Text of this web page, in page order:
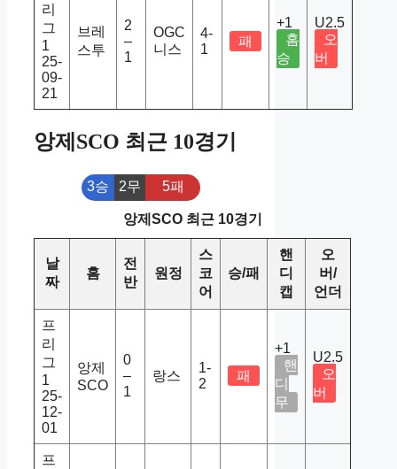
리
그
1
25-
09-
21
브레
스투
2
–
1
OGC
니스
4-
1
패
+1
홈
승
U2.5
오
버
앙제SCO 최근 10경기
3승 2무 5패
앙제SCO 최근 10경기
날
짜
홈
전
반
원정
스
코
어
승/패
핸
디
캡
오
버/
언더
프
리
그
1
25-
12-
01
앙제
SCO
0
–
1
랑스
1-
2
패
+1
핸
디
무
U2.5
오
버
프